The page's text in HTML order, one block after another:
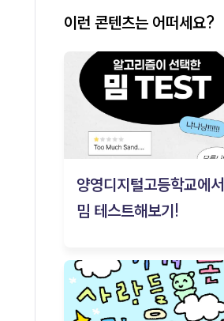
이런 콘텐츠는 어떠세요?
양영디지털고등학교에서
밈 테스트해보기!